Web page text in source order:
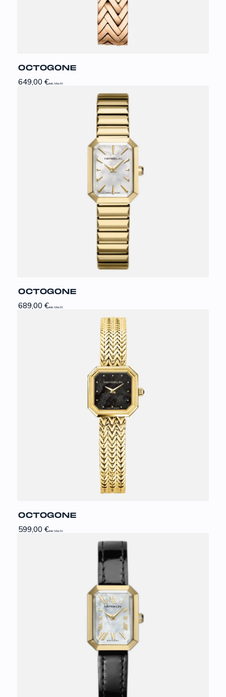
OCTOGONE
649,00€inkl. MwSt
OCTOGONE
689,00€inkl. MwSt
OCTOGONE
599,00€inkl. MwSt